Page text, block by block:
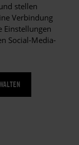
stellen
Verbindung
Einstellungen
Social-Media-